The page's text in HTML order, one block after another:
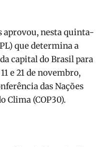
aprovou, nesta quinta-
que determina a
capital do Brasil para
e 21 de novembro,
das Nações
Clima (COP30).